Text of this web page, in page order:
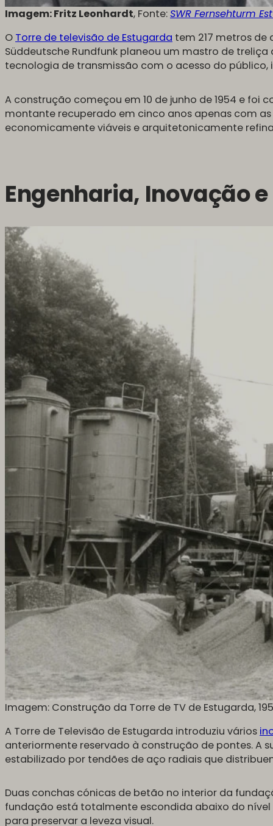
Imagem: Fritz Leonhardt, Fonte:SWR Fernsehturm
O Torre de televisão de Estugarda tem 217 metros
Süddeutsche Rundfunk planeou um mastro de
tecnologia de transmissão com o acesso do
A construção começou em 10 de junho de 1954 e
montante recuperado em cinco anos apenas com
economicamente viáveis e arquitetonicamente
Engenharia, Inovação
Imagem: Construção da Torre de TV de Estugarda,
A Torre de Televisão de Estugarda introduziu vários
anteriormente reservado à construção de pontes. A
estabilizado por tendões de aço radiais que
Duas conchas cónicas de betão no interior da
fundação está totalmente escondida abaixo do
para preservar a leveza visual.